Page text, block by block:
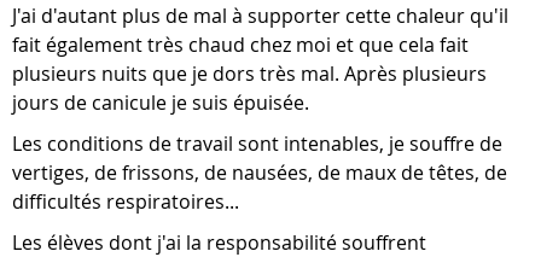
J'ai d'autant plus de mal à supporter cette chaleur qu'il
fait également très chaud chez moi et que cela fait
plusieurs nuits que je dors très mal. Après plusieurs
jours de canicule je suis épuisée.
Les conditions de travail sont intenables, je souffre de
vertiges, de frissons, de nausées, de maux de têtes, de
difficultés respiratoires...
Les élèves dont j'ai la responsabilité souffrent